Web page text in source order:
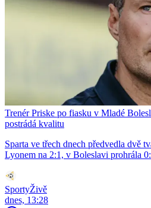
Trenér Priske po fiasku v Mladé
postrádá kvalitu
Sparta ve třech dnech předvedla dvě
Lyonem na 2:1, v Boleslavi prohrála
SportyŽivě
dnes, 13:28